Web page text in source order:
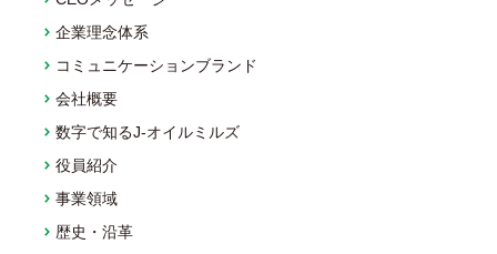
企業理念体系
コミュニケーションブランド
会社概要
数字で知るJ-オイルミルズ
役員紹介
事業領域
歴史・沿革